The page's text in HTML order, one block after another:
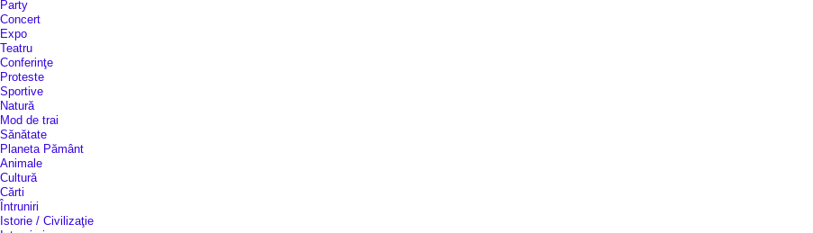
Party
Concert
Expo
Teatru
Conferinţe
Proteste
Sportive
Natură
Mod de trai
Sănătate
Planeta Pământ
Animale
Cultură
Cărti
Întruniri
Istorie / Civilizaţie